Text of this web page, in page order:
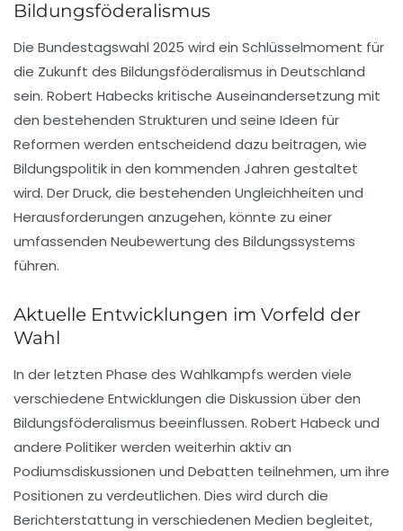
Bildungsföderalismus
Die Bundestagswahl 2025 wird ein Schlüsselmoment für
die Zukunft des Bildungsföderalismus in Deutschland
sein. Robert Habecks kritische Auseinandersetzung mit
den bestehenden Strukturen und seine Ideen für
Reformen werden entscheidend dazu beitragen, wie
Bildungspolitik in den kommenden Jahren gestaltet
wird. Der Druck, die bestehenden Ungleichheiten und
Herausforderungen anzugehen, könnte zu einer
umfassenden Neubewertung des Bildungssystems
führen.
Aktuelle Entwicklungen im Vorfeld der
Wahl
In der letzten Phase des Wahlkampfs werden viele
verschiedene Entwicklungen die Diskussion über den
Bildungsföderalismus beeinflussen. Robert Habeck und
andere Politiker werden weiterhin aktiv an
Podiumsdiskussionen und Debatten teilnehmen, um ihre
Positionen zu verdeutlichen. Dies wird durch die
Berichterstattung in verschiedenen Medien begleitet,